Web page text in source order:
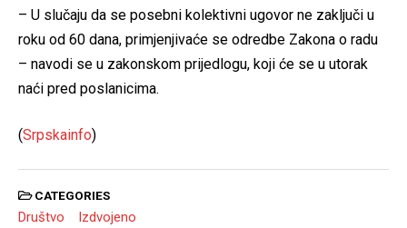
– U slučaju da se posebni kolektivni ugovor ne zaključi u
roku od 60 dana, primjenjivaće se odredbe Zakona o radu
– navodi se u zakonskom prijedlogu, koji će se u utorak
naći pred poslanicima.
(Srpskainfo)
CATEGORIES
Društvo Izdvojeno